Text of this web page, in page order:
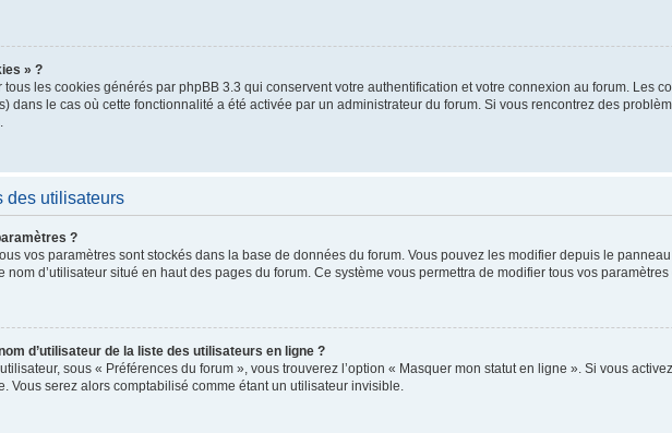
» ?
tous les cookies générés par phpBB 3.3 qui conservent votre authentification et votre connexion au forum. Les
dans le cas où cette fonctionnalité a été activée par un administrateur du forum. Si vous rencontrez des
des utilisateurs
?
vos paramètres sont stockés dans la base de données du forum. Vous pouvez les modifier depuis le
d’utilisateur situé en haut des pages du forum. Ce système vous permettra de modifier tous vos paramètres
d’utilisateur de la liste des utilisateurs en ligne ?
sous « Préférences du forum », vous trouverez l’option « Masquer mon statut en ligne ». Si vous
Vous serez alors comptabilisé comme étant un utilisateur invisible.